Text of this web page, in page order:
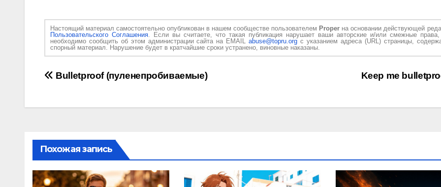
Настоящий материал самостоятельно опубликован в нашем сообществе пользователем Proper на основании действующей
Пользовательского Соглашения . Если вы считаете, что такая публикация нарушает ваши авторские и/или смежные
необходимо сообщить об этом администрации сайта на EMAILabuse@topru.orgс указанием адреса (URL) страницы,
спорный материал. Нарушение будет в кратчайшие сроки устранено, виновные наказаны.
Навигация
Keep me
Bulletproof (пуленепробиваемые)
Похожая запись